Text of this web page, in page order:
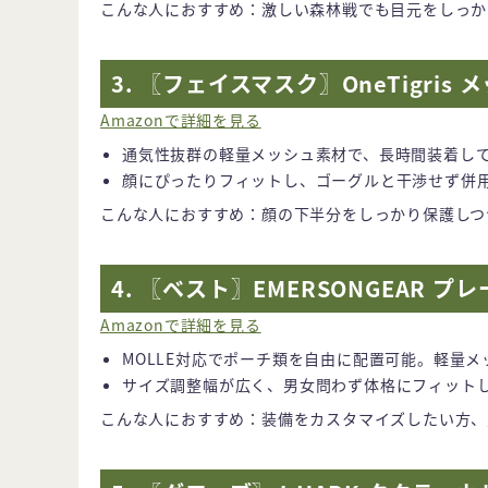
こんな人におすすめ：激しい森林戦でも目元をしっ
3. 〖フェイスマスク〗OneTigris メ
Amazonで詳細を見る
通気性抜群の軽量メッシュ素材で、長時間装着し
顔にぴったりフィットし、ゴーグルと干渉せず併
こんな人におすすめ：顔の下半分をしっかり保護し
4. 〖ベスト〗EMERSONGEAR プ
Amazonで詳細を見る
MOLLE対応でポーチ類を自由に配置可能。軽量
サイズ調整幅が広く、男女問わず体格にフィット
こんな人におすすめ：装備をカスタマイズしたい方